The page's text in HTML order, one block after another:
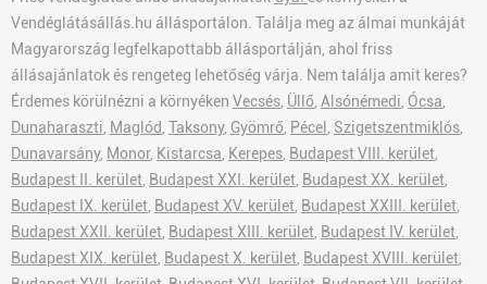
Vendéglátásállás.hu állásportálon. Találja meg az álmai munkáját
Magyarország legfelkapottabb állásportálján, ahol friss
állásajánlatok és rengeteg lehetőség várja. Nem találja amit keres?
Érdemes körülnézni a környéken Vecsés Üllő Alsónémedi Ócsa
Dunaharaszti Maglód Taksony, Gyömrő Pécel Szigetszentmiklós
Dunavarsány, Monor, Kistarcsa Kerepes Budapest VIII. kerület
Budapest II. kerület Budapest XXI. kerület Budapest XX. kerület
Budapest IX. kerület Budapest XV. kerület Budapest XXIII. kerület
Budapest XXII. kerület Budapest XIII. kerület Budapest IV. kerület
Budapest XIX. kerület Budapest X. kerület Budapest XVIII. kerület